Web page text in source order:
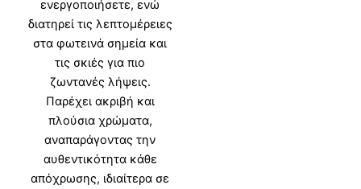
ενεργοποιήσετε, ενώ
διατηρεί τις λεπτομέρειες
στα φωτεινά σημεία και
τις σκιές για πιο
ζωντανές λήψεις.
Παρέχει ακριβή και
πλούσια χρώματα,
αναπαράγοντας την
αυθεντικότητα κάθε
απόχρωσης, ιδιαίτερα σε